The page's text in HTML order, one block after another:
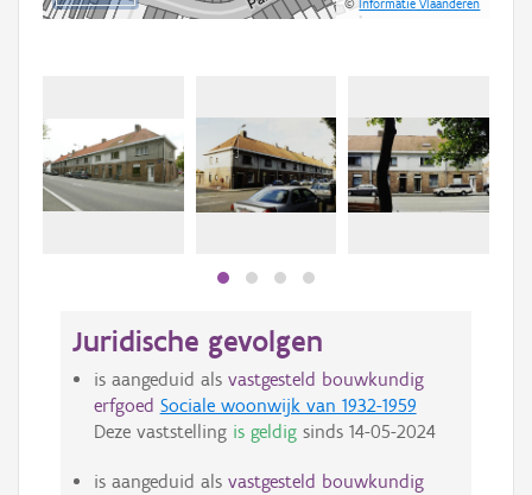
©Informatie Vlaanderen
Juridische gevolgen
is aangeduid als vastgesteld bouwkundig
erfgoed Sociale woonwijk van 1932-1959
Deze vaststelling is geldigsinds 14-05-2024
is aangeduid als vastgesteld bouwkundig